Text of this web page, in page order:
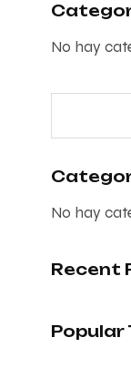
No hay
No hay
Recent
Popular